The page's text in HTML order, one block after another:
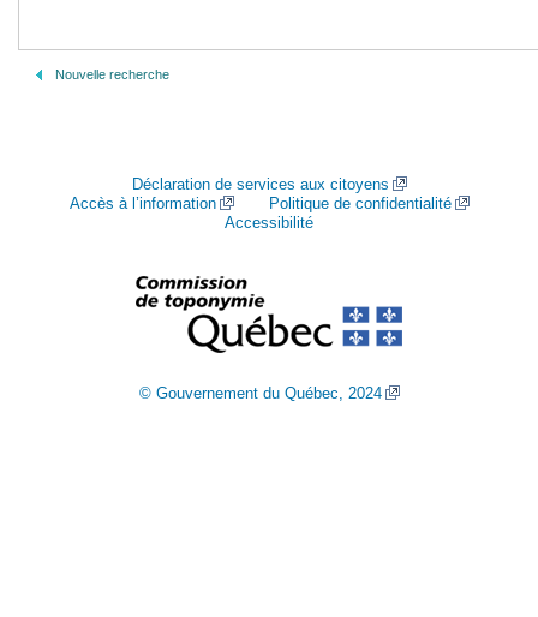
Nouvelle recherche
Déclaration de services aux citoyens
Accès à l’information
Politique de confidentialité
Accessibilité
© Gouvernement du Québec, 2024